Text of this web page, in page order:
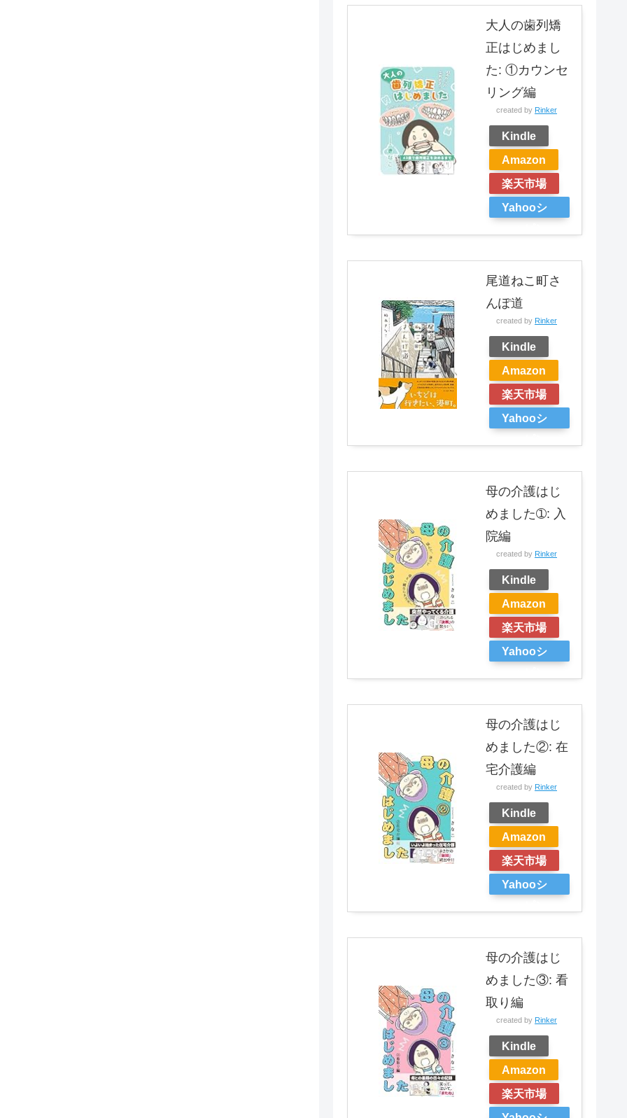
大人の歯列矯
正はじめまし
た: ①カウンセ
リング編
created by Rinker
Kindle
Amazon
楽天市場
Yahooシ
尾道ねこ町さ
んぽ道
created by Rinker
Kindle
Amazon
楽天市場
Yahooシ
母の介護はじ
めました➀: 入
院編
created by Rinker
Kindle
Amazon
楽天市場
Yahooシ
母の介護はじ
めました②: 在
宅介護編
created by Rinker
Kindle
Amazon
楽天市場
Yahooシ
母の介護はじ
めました③: 看
取り編
created by Rinker
Kindle
Amazon
楽天市場